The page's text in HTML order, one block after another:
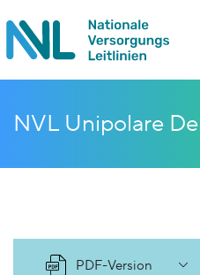
NVL Unipolare
PDF-Version